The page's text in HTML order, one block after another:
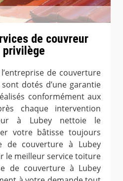
de couvreur
privilège
de couverture
dotés d’une garantie
conformément aux
chaque intervention
à Lubey nettoie le
votre bâtisse toujours
de couverture à Lubey
le meilleur service toiture
de couverture à Lubey